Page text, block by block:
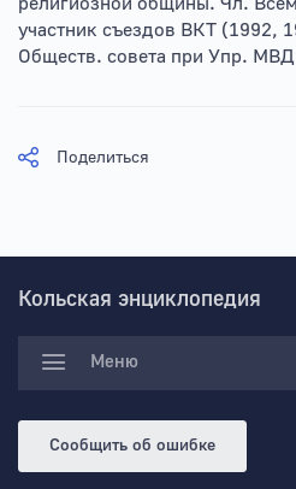
участник съездов ВКТ (1992,
Обществ. совета при Упр.
Поделиться
Кольская энциклопедия
Меню
Сообщить об ошибке